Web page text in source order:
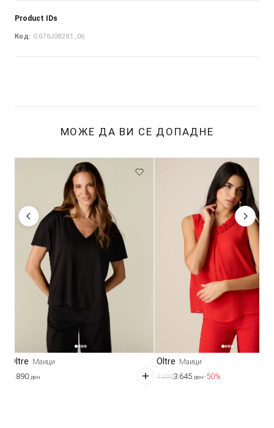
Product IDs
Код: G076J08281_06
МОЖЕ ДА ВИ СЕ ДОПАДНЕ
Oltre Маици
1.890 ден
Oltre Маици
7.2903.645 ден-50%